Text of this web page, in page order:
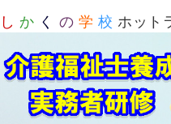
し か く の 学 校 ホット